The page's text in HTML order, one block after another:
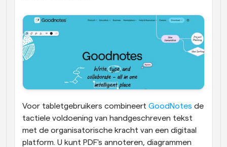
Voor tabletgebruikers combineert GoodNotes de
tactiele voldoening van handgeschreven tekst
met de organisatorische kracht van een digitaal
platform. U kunt PDF's annoteren, diagrammen